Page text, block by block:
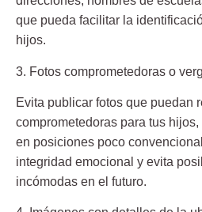
que pueda facilitar la
hijos.
3. Fotos comprometedoras o
Evita publicar fotos que puedan
comprometedoras para tus
en posiciones poco
integridad emocional y evita
incómodas en el futuro.